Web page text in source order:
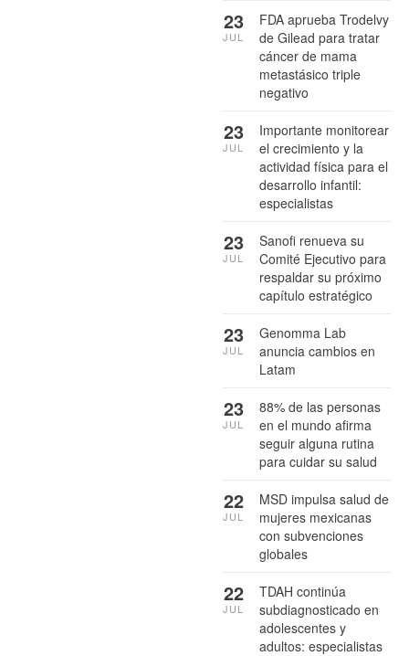
FDA aprueba Trodelvy
de Gilead para tratar
cáncer de mama
metastásico triple
negativo
23
JUL
Importante monitorear
el crecimiento y la
actividad física para el
desarrollo infantil:
especialistas
23
JUL
Sanofi renueva su
Comité Ejecutivo para
respaldar su próximo
capítulo estratégico
23
JUL
Genomma Lab
anuncia cambios en
Latam
23
JUL
88% de las personas
en el mundo afirma
seguir alguna rutina
para cuidar su salud
23
JUL
MSD impulsa salud de
mujeres mexicanas
con subvenciones
globales
22
JUL
TDAH continúa
subdiagnosticado en
adolescentes y
adultos: especialistas
22
JUL